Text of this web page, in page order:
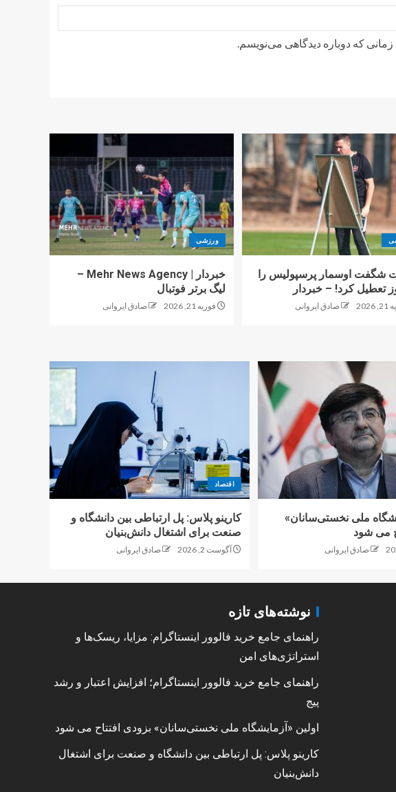
که دوباره دیدگاهی می‌نویسم.
شگفت اوسمار پرسپولیس را
تعطیل کرد! – خبردار
صادق ایروانی
ورزشی
خبردار | Mehr News Agency –
لیگ برتر فوتبال
فوریه 21, 2026 صادق ایروانی
ملی نخستی‌سانان»
می شود
صادق ایروانی
اقتصاد
کارینو پلاس: پل ارتباطی بین دانشگاه و
صنعت برای اشتغال دانش‌بنیان
آگوست 2, 2026 صادق ایروانی
نوشته‌های تازه
راهنمای جامع خرید فالوور اینستاگرام: مزایا، ریسک‌ها و
استراتژی‌های امن
راهنمای جامع خرید فالوور اینستاگرام؛ افزایش اعتبار و رشد
پیج
اولین «آزمایشگاه ملی نخستی‌سانان» بزودی افتتاح می شود
کارینو پلاس: پل ارتباطی بین دانشگاه و صنعت برای اشتغال
دانش‌بنیان